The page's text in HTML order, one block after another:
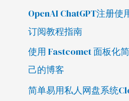
OpenAI ChatGPT注册使
订阅教程指南
使用 Fastcomet 面板化
己的博客
简单易用私人网盘系统